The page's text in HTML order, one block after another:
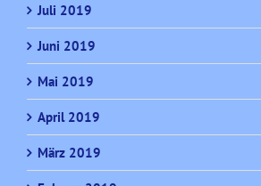
Juli 2019
Juni 2019
Mai 2019
April 2019
März 2019